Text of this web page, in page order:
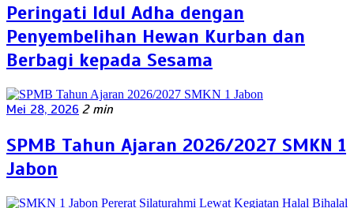
Peringati Idul Adha dengan
Penyembelihan Hewan Kurban dan
Berbagi kepada Sesama
Mei 28, 2026 2 min
SPMB Tahun Ajaran 2026/2027 SMKN 1
Jabon